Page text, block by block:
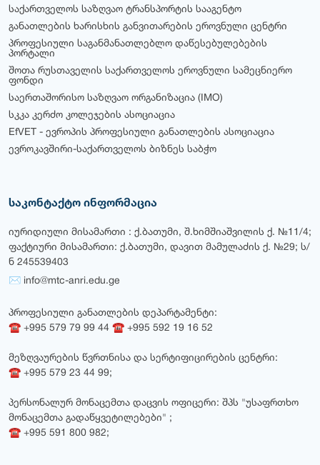
საქართველოს საზღვაო ტრანსპორტის სააგენტო
განათლების ხარისხის განვითარების ეროვნული ცენტრი
პროფესიული საგანმანათლებლო დაწესებულებების
პორტალი
შოთა რუსთაველის საქართველოს ეროვნული სამეცნიერო
ფონდი
საერთაშორისო საზღვაო ორგანიზაცია (IMO)
სკკა კერძო კოლეჯების ასოციაცია
EfVET - ევროპის პროფესიული განათლების ასოციაცია
ევროკავშირი-საქართველოს ბიზნეს საბჭო
საკონტაქტო ინფორმაცია
იურიდიული მისამართი : ქ.ბათუმი, შ.ხიმშიაშვილის ქ. №11/4;
ფაქტიური მისამართი: ქ.ბათუმი, დავით მამულაძის ქ. №29; ს/
ნ 245539403
✉ info@mtc-anri.edu.ge
პროფესიული განათლების დეპარტამენტი:
☎ +995 579 79 99 44 ☎ +995 592 19 16 52
მეზღვაურების წვრთნისა და სერტიფიცირების ცენტრი:
☎ +995 579 23 44 99;
პერსონალურ მონაცემთა დაცვის ოფიცერი: შპს "უსაფრთხო
მონაცემთა გადაწყვეტილებები" ;
☎ +995 591 800 982;